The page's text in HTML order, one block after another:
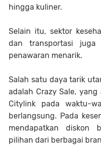
hingga kuliner.
Selain itu, sektor
dan transportasi juga
penawaran menarik.
Salah satu daya tarik
adalah Crazy Sale,
Citylink pada waktu-
berlangsung. Pada
mendapatkan diskon
pilihan dari berbagai